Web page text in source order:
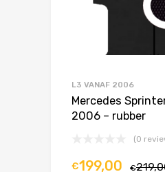
L3 VANAF 2006
Mercedes
2006 – rubber
(0
€
€199,00